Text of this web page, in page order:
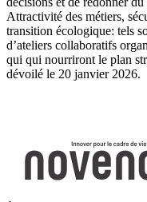
Attractivité des métiers,
transition écologique: tels
d’ateliers collaboratifs
qui qui nourriront le plan
dévoilé le 20 janvier 2026.